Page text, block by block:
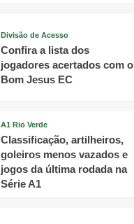
Divisão de Acesso
Confira a lista dos
jogadores acertados com o
Bom Jesus EC
A1 Rio Verde
Classificação, artilheiros,
goleiros menos vazados e
jogos da última rodada na
Série A1